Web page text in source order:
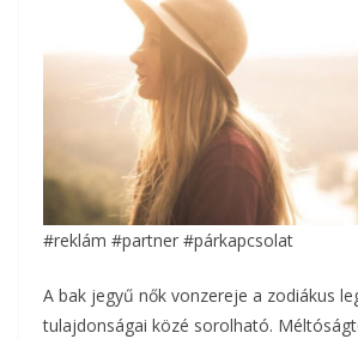
#reklám #partner #párkapcsolat
A bak jegyű nők vonzereje a zodiákus
tulajdonságai közé sorolható.